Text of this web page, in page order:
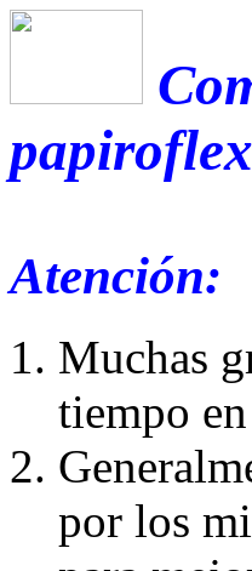
Atención:
Muchas
tiempo
por los